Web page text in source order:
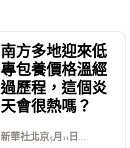
南方多地迎來低
專包養價格溫經
過歷程，這個炎
天會很熱嗎？
新華社北京5月11日...